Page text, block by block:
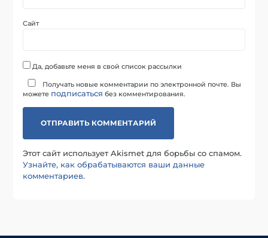
Сайт
Да, добавьте меня в свой список рассылки
Получать новые комментарии по электронной почте. Вы
можете подписаться без комментирования.
Этот сайт использует Akismet для борьбы со спамом.
Узнайте, как обрабатываются ваши данные
комментариев.